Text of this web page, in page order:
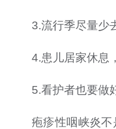
3.流行季尽量少
4.患儿居家休息
5.看护者也要做
疱疹性咽峡炎不